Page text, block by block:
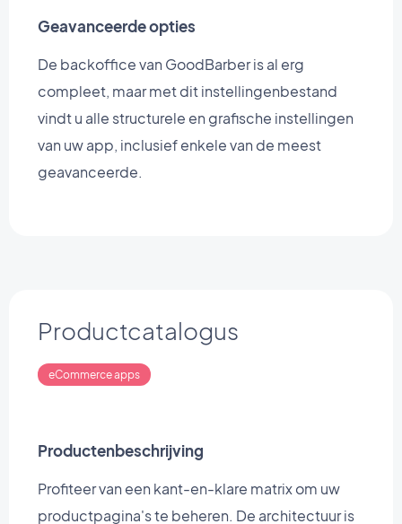
Geavanceerde opties
De backoffice van GoodBarber is al erg
compleet, maar met dit instellingenbestand
vindt u alle structurele en grafische instellingen
van uw app, inclusief enkele van de meest
geavanceerde.
Productcatalogus
eCommerce apps
Productenbeschrijving
Profiteer van een kant-en-klare matrix om uw
productpagina's te beheren. De architectuur is